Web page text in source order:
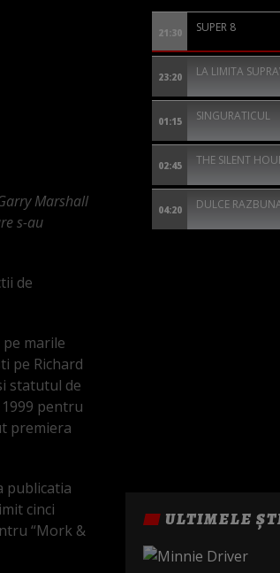
Marshall
s-au
de
marile
pe Richard
statutul de
pentru
premiera
publicatia
cinci
“Mork &
21:30 SUPER 8
23:20 LA LIMITA
01:15 SINGURATICUL
02:45 THE SILENT
04:20 DULCE
ULTIMELE